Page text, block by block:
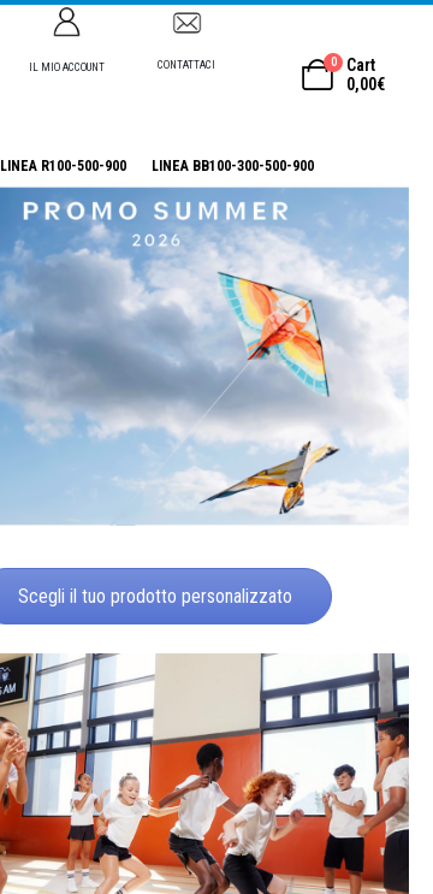
IL MIO ACCOUNT CONTATTACI 0
Cart
0,00€
LINEA R100-500-900 LINEA BB100-300-500-900
Scegli il tuo prodotto personalizzato